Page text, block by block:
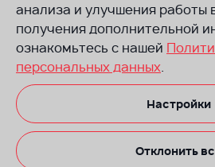
анализа и улучшения работы
получения дополнительной
ознакомьтесь с нашей
персональных данных.
Настройки
Отклонить
Советы по техническому
обслуживанию
Руководства
по эксплуатации
Запчасти
Размещенная на сайте информация
Не оферта. Производитель оставляет
изменения в комплектацию, изменять
и стоимость безпредварительного
Техника на некоторых изображениях